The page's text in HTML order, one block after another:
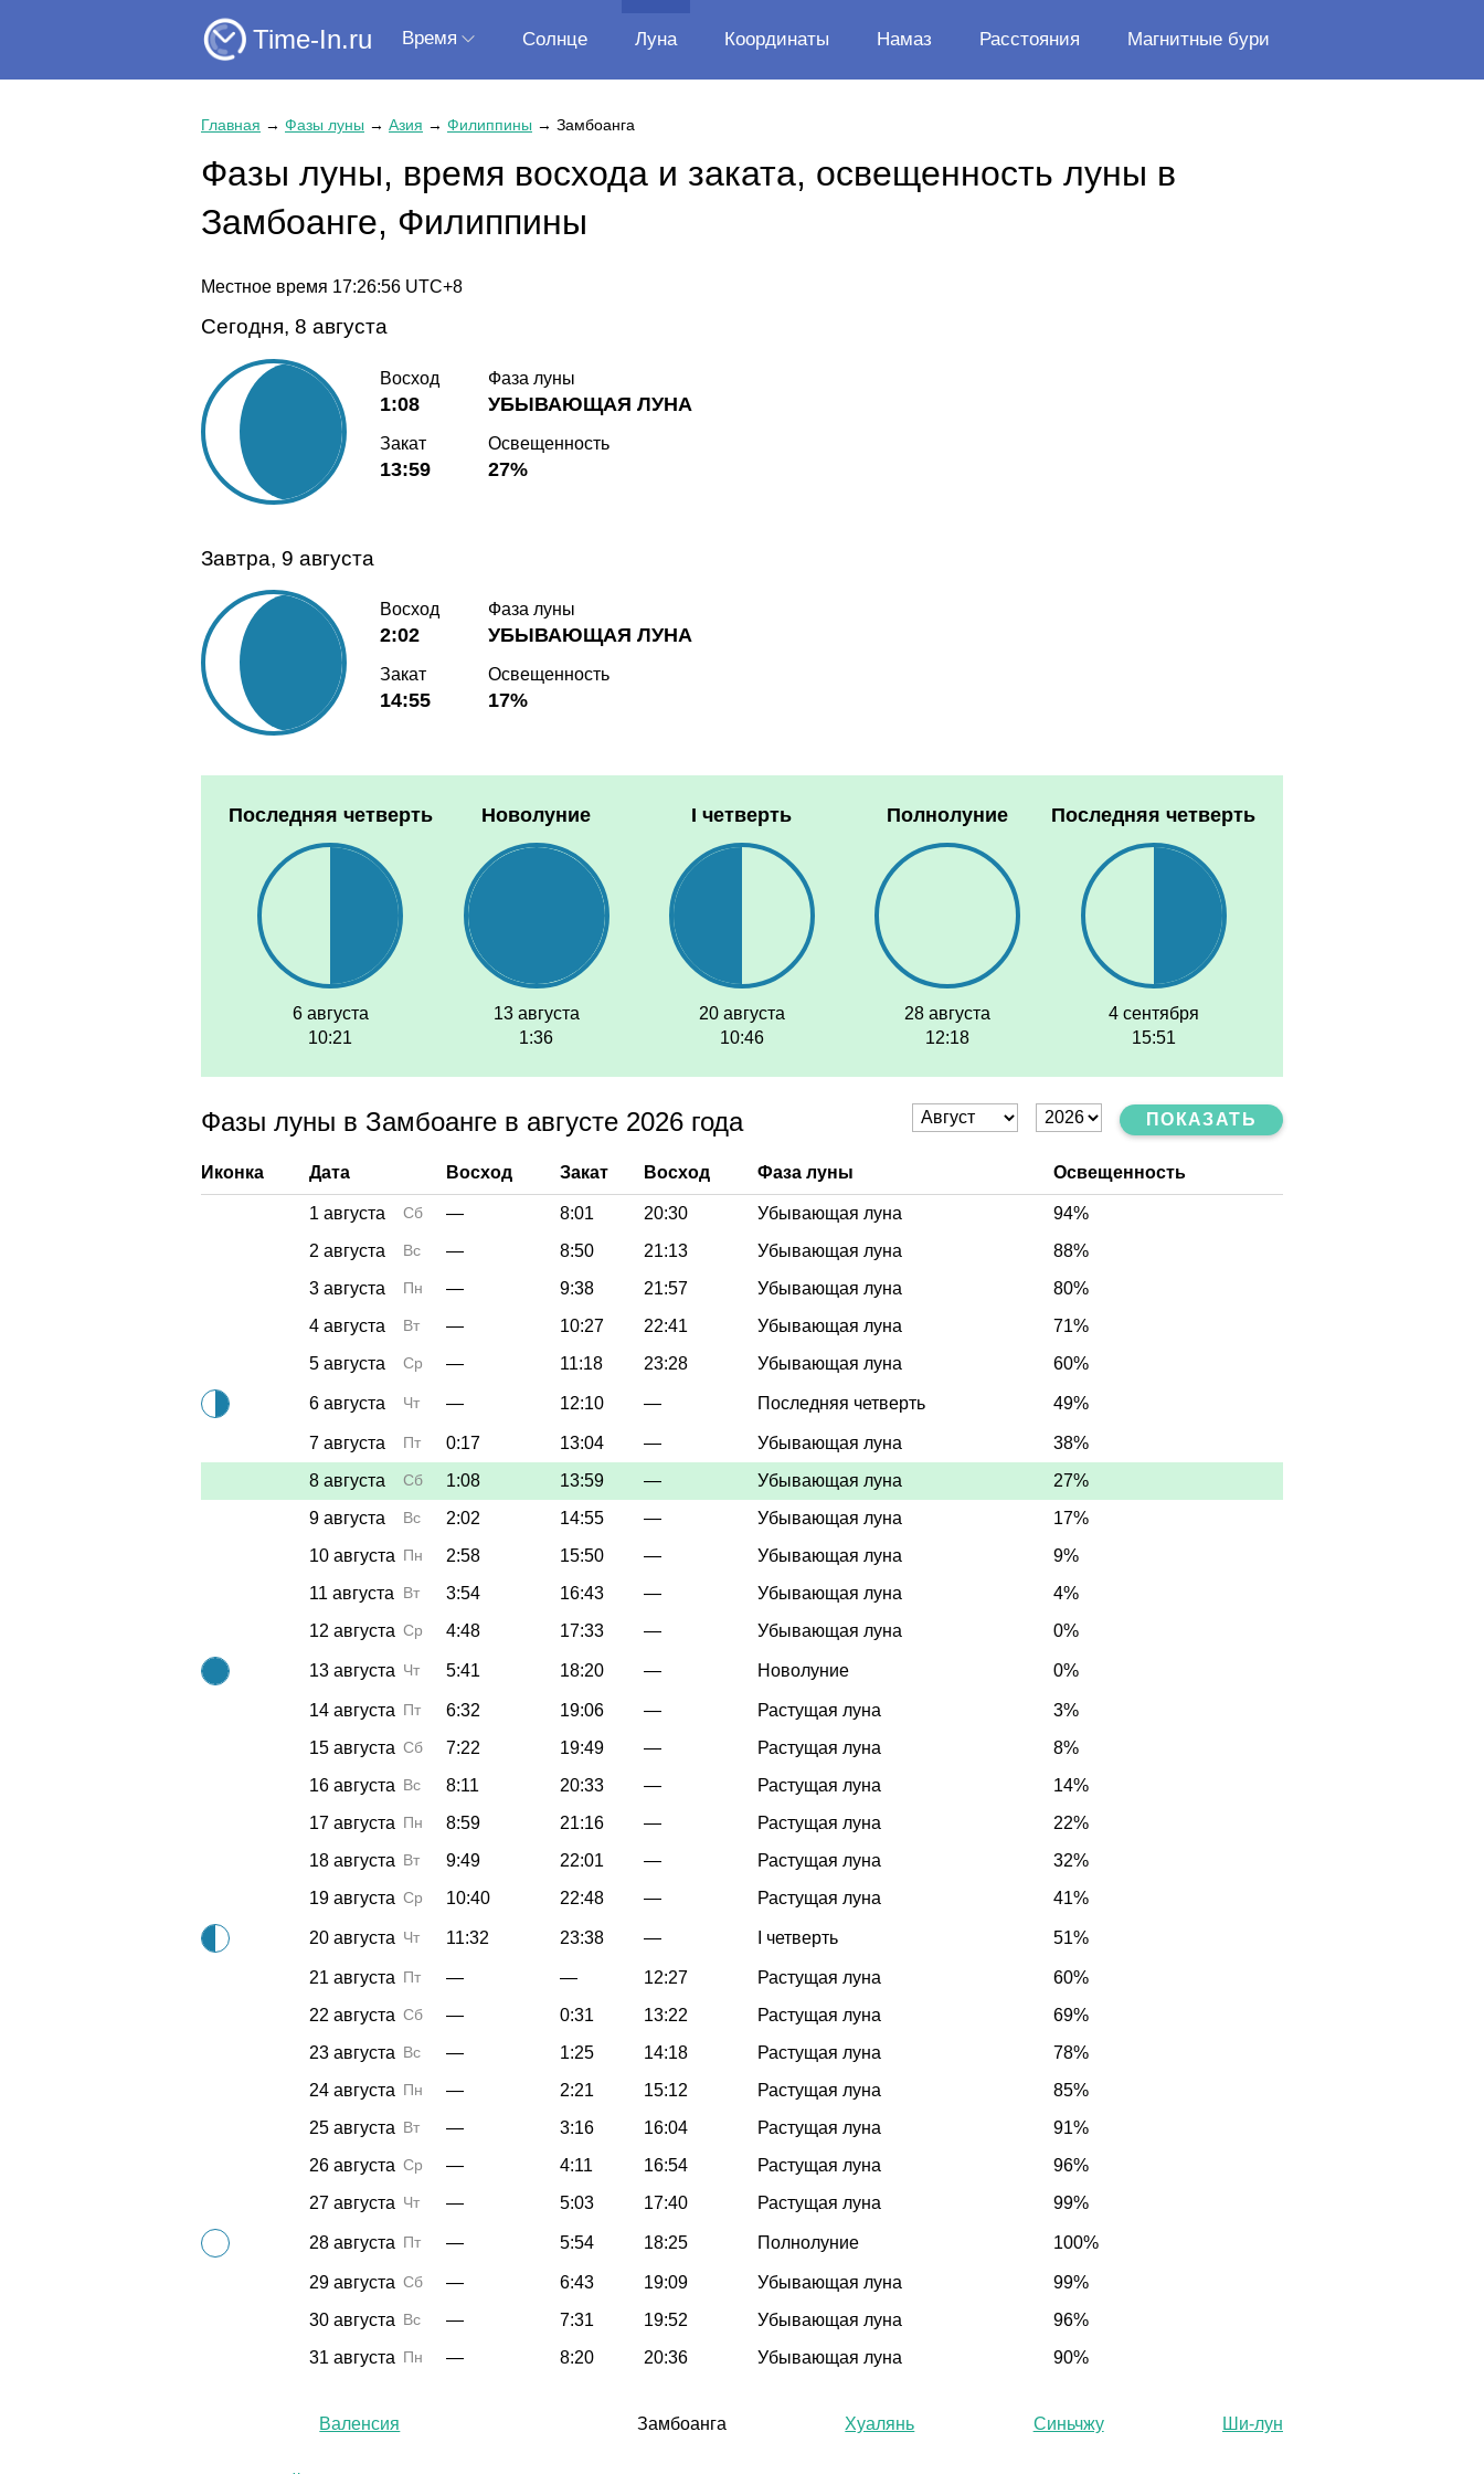
Time-In.ru Время Солнце Луна Координаты Намаз Расстояния Магнитные бури
Главная → Фазы луны → Азия → Филиппины → Замбоанга
Фазы луны, время восхода и заката, освещенность луны в
Замбоанге, Филиппины
Местное время 17:26:56 UTC+8
Сегодня, 8 августа
Восход
1:08
Закат
13:59
Фаза луны
УБЫВАЮЩАЯ ЛУНА
Освещенность
27%
Завтра, 9 августа
Восход
2:02
Закат
14:55
Фаза луны
УБЫВАЮЩАЯ ЛУНА
Освещенность
17%
Последняя четверть
6 августа
10:21
Новолуние
13 августа
1:36
I четверть
20 августа
10:46
Полнолуние
28 августа
12:18
Последняя четверть
4 сентября
15:51
Фазы луны в Замбоанге в августе 2026 года ПОКАЗАТЬ
Иконка Дата Восход Закат Восход Фаза луны Освещенность
1 августа Сб — 8:01 20:30 Убывающая луна
94%
2 августа
Вс — 8:50 21:13 Убывающая луна
88%
3 августа
Пн — 9:38 21:57 Убывающая луна
80%
4 августа
Вт — 10:27 22:41 Убывающая луна
71%
5 августа
Ср — 11:18 23:28 Убывающая луна 60%
6 августа Чт — 12:10 — Последняя четверть 49%
7 августа Пт 0:17 13:04 — Убывающая луна
38%
8 августа
Сб 1:08 13:59 — Убывающая луна
27%
9 августа
Вс 2:02 14:55 — Убывающая луна
17%
10 августа Пн 2:58 15:50 — Убывающая луна
9%
11 августа
Вт 3:54 16:43 — Убывающая луна
4%
12 августа Ср 4:48 17:33 — Убывающая луна 0%
13 августа Чт 5:41 18:20 — Новолуние 0%
14 августа Пт 6:32 19:06 — Растущая луна
3%
15 августа Сб 7:22 19:49 — Растущая луна
8%
16 августа Вс 8:11 20:33 — Растущая луна
14%
17 августа Пн 8:59 21:16 — Растущая луна
22%
18 августа Вт 9:49 22:01 — Растущая луна
32%
19 августа Ср 10:40 22:48 — Растущая луна 41%
20 августа Чт 11:32 23:38 — I четверть 51%
21 августа Пт — — 12:27 Растущая луна
60%
22 августа Сб — 0:31 13:22 Растущая луна
69%
23 августа Вс — 1:25 14:18 Растущая луна
78%
24 августа Пн — 2:21 15:12 Растущая луна
85%
25 августа Вт — 3:16 16:04 Растущая луна
91%
26 августа Ср — 4:11 16:54 Растущая луна
96%
27 августа Чт — 5:03 17:40 Растущая луна 99%
28 августа Пт — 5:54 18:25 Полнолуние 100%
29 августа Сб — 6:43 19:09 Убывающая луна
99%
30 августа Вс — 7:31 19:52 Убывающая луна
96%
31 августа Пн — 8:20 20:36 Убывающая луна 90%
Валенсия Замбоанга Хуалянь Синьчжу Ши-лун